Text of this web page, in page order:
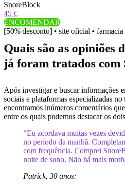
SnoreBlock
45 €
ENCOMENDAR
[50% desconto] • site oficial • farmacia
Quais são as opiniões
já foram tratados com
Após investigar e buscar informações
sociais e plataformas especializadas no
encontramos inúmeros comentários
entre os quais podemos destacar os
“Eu acordava muitas vezes
no período da manhã.
com frequência. Comprei
noite de sono. Não há mais
Patrick, 30 anos: